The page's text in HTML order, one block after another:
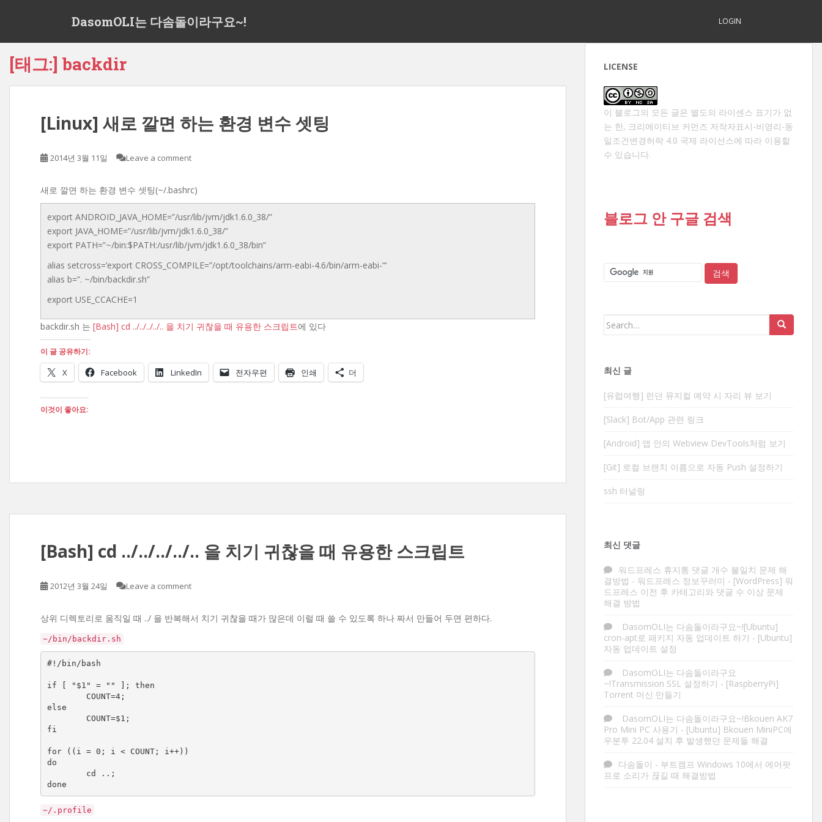
DasomOLI는 다솜돌이라구요~! LOGIN
[태그:] backdir
[Linux] 새로 깔면 하는 환경 변수 셋팅
2014년 3월 11일 Leave a comment
새로 깔면 하는 환경 변수 셋팅(~/.bashrc)
export ANDROID_JAVA_HOME=”/usr/lib/jvm/jdk1.6.0_38/”
export JAVA_HOME=”/usr/lib/jvm/jdk1.6.0_38/”
export PATH=”~/bin:$PATH:/usr/lib/jvm/jdk1.6.0_38/bin”
alias setcross=’export CROSS_COMPILE=”/opt/toolchains/arm-eabi-4.6/bin/arm-eabi-“‘
alias b=”. ~/bin/backdir.sh”
export USE_CCACHE=1
backdir.sh 는 [Bash] cd ../../../../.. 을 치기 귀찮을 때 유용한 스크립트에 있다
이 글 공유하기:
X Facebook LinkedIn 전자우편 인쇄 더
이것이 좋아요:
[Bash] cd ../../../../.. 을 치기 귀찮을 때 유용한 스크립트
2012년 3월 24일 Leave a comment
상위 디렉토리로 움직일 때 ../ 을 반복해서 치기 귀찮을 때가 많은데 이럴 때 쓸 수 있도록 하나 짜서 만들어 두면 편하다.
~/bin/backdir.sh
#!/bin/bash
if [ "$1" = "" ]; then
COUNT=4;
else
COUNT=$1;
fi
for ((i = 0; i < COUNT; i++))
do
cd ..;
done
~/.profile
LICENSE
이 블로그의 모든 글은 별도의 라이센스 표기가 없
는 한, 크리에이티브 커먼즈 저작자표시-비영리-동
일조건변경허락 4.0 국제 라이선스에 따라 이용할
수 있습니다.
블로그 안 구글 검색
Search
최신 글
[유럽여행] 런던 뮤지컬 예약 시 자리 뷰 보기
[Slack] Bot/App 관련 링크
[Android] 앱 안의 Webview DevTools처럼 보기
[Git] 로컬 브랜치 이름으로 자동 Push 설정하기
ssh 터널링
최신 댓글
워드프레스 휴지통 댓글 개수 불일치 문제 해
결방법 - 워드프레스 정보꾸러미 - [WordPress] 워
드프레스 이전 후 카테고리와 댓글 수 이상 문제
해결 방법
DasomOLI는 다솜돌이라구요~![Ubuntu]
cron-apt로 패키지 자동 업데이트 하기 - [Ubuntu]
자동 업데이트 설정
DasomOLI는 다솜돌이라구요
~!Transmission SSL 설정하기 - [RaspberryPi]
Torrent 머신 만들기
DasomOLI는 다솜돌이라구요~!Bkouen AK7
Pro Mini PC 사용기 - [Ubuntu] Bkouen MiniPC에
우분투 22.04 설치 후 발생했던 문제들 해결
다솜돌이 - 부트캠프 Windows 10에서 에어팟
프로 소리가 끊길 때 해결방법